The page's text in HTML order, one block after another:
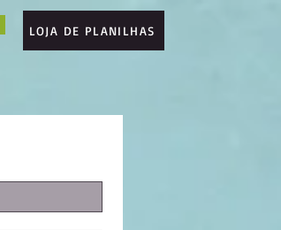
LOJA DE PLANILHAS